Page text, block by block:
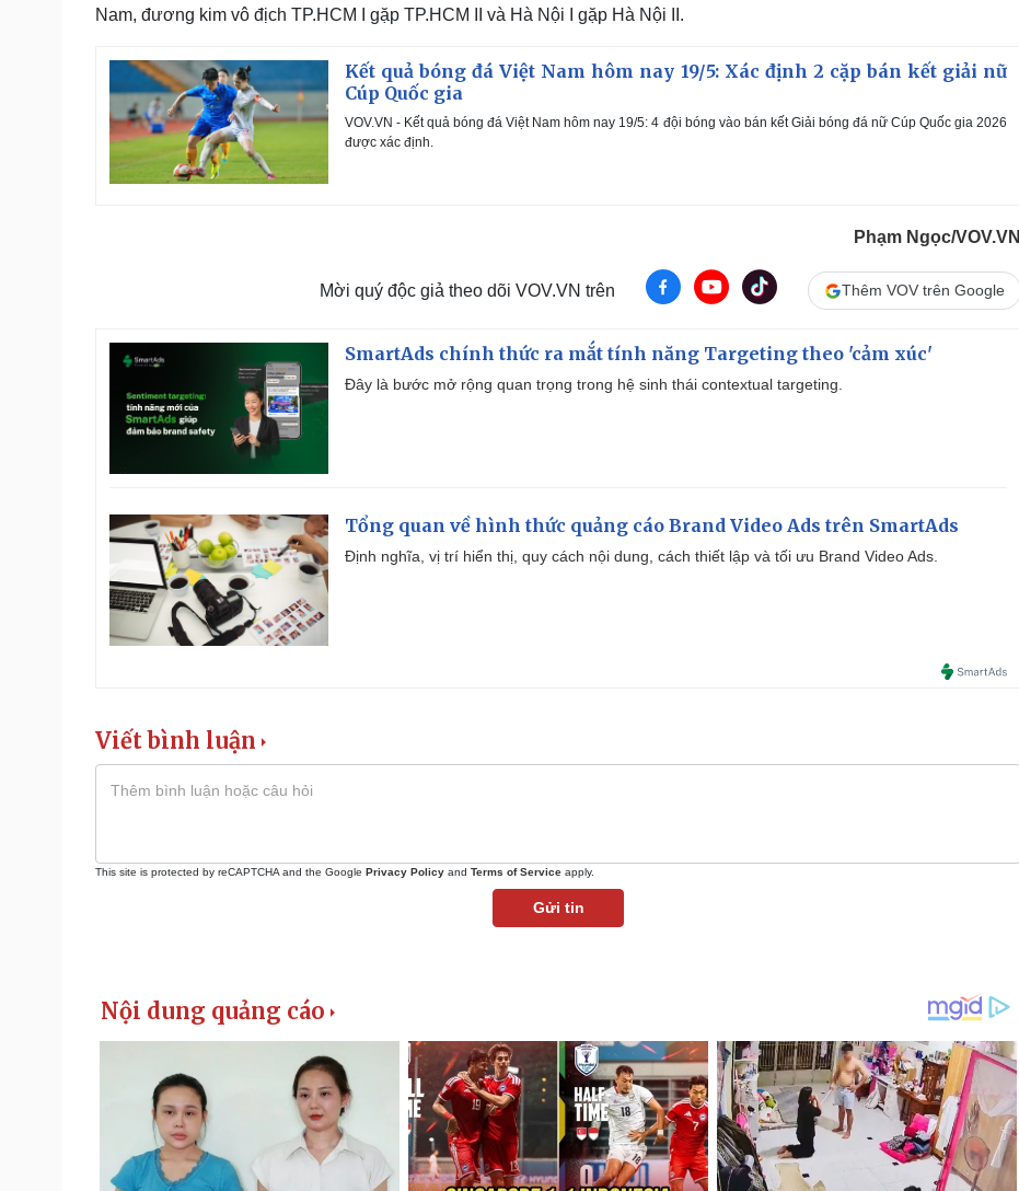
Nam, đương kim vô địch TP.HCM I gặp TP.HCM II và Hà Nội I gặp Hà Nội II.
Kết quả bóng đá Việt Nam hôm nay 19/5: Xác định 2 cặp bán kết giải nữ
Cúp Quốc gia
VOV.VN - Kết quả bóng đá Việt Nam hôm nay 19/5: 4 đội bóng vào bán kết Giải bóng đá nữ Cúp Quốc gia 2026
được xác định.
Phạm Ngọc/VOV.VN
Mời quý độc giả theo dõi VOV.VN trên Thêm VOV trên Google
SmartAds chính thức ra mắt tính năng Targeting theo 'cảm xúc'
Đây là bước mở rộng quan trọng trong hệ sinh thái contextual targeting.
Tổng quan về hình thức quảng cáo Brand Video Ads trên SmartAds
Định nghĩa, vị trí hiển thị, quy cách nội dung, cách thiết lập và tối ưu Brand Video Ads.
Viết bình luận
This site is protected by reCAPTCHA and the Google Privacy Policy and Terms of Service apply.
Gửi tin